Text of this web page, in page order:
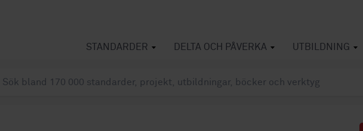
STANDARDER DELTA OCH PÅVERKA UTBILDNING